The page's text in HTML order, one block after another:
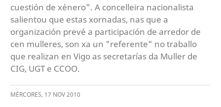
cuestión de xénero". A concelleira nacionalista
salientou que estas xornadas, nas que a
organización prevé a participación de arredor de
cen mulleres, son xa un "referente" no traballo
que realizan en Vigo as secretarías da Muller de
CIG, UGT e CCOO.
MÉRCORES, 17 NOV2010